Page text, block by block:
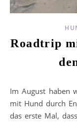
Roadtrip
Im August haben wir uns auf einen 3 wöchigen Roadtrip
mit Hund durch
das erste Mal,